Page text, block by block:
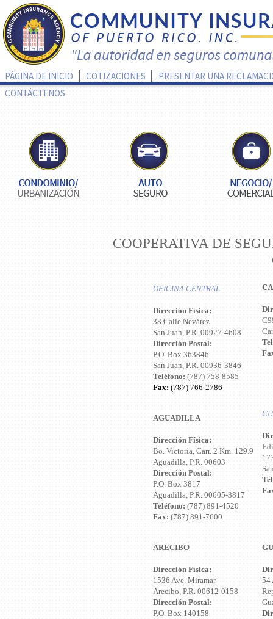
PÁGINA DE INICIO COTIZACIONES
PRESENTAR UNA
CONTÁCTENOS
COOPERATIVA DE
OFICINA CENTRAL
Dirección Física:
38 Calle Nevárez
San Juan, P.R. 00927-4608
Dirección Postal:
P.O. Box 363846
San Juan, P.R. 00936-3846
Teléfono: (787) 758-8585
Fax: (787) 766-2786
AGUADILLA
Dirección Física:
Bo. Victoria, Carr. 2 Km. 129.9
Aguadilla, P.R. 00603
Dirección Postal:
P.O. Box 3817
Aguadilla, P.R. 00605-3817
Teléfono: (787) 891-4520
Fax: (787) 891-7600
ARECIBO
Dirección Física:
1536 Ave. Miramar
Arecibo, P.R. 00612-0158
Dirección Postal:
P.O. Box 140158
54